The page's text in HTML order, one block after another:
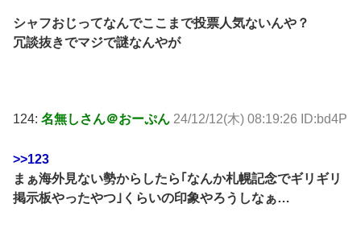
シャフおじってなんでここまで投票人気ないんや？
冗談抜きでマジで謎なんやが
124: 名無しさん＠おーぷん 24/12/12(木) 08:19:26 ID:bd4P
>>123
まぁ海外見ない勢からしたら｢なんか札幌記念でギリギリ
掲示板やったやつ｣くらいの印象やろうしなぁ…